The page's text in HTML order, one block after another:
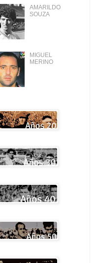
AMARILDO
SOUZA
MIGUEL
MERINO